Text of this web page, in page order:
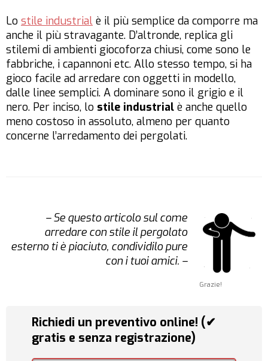
Lo stile industrial è il più semplice da comporre ma
anche il più stravagante. D’altronde, replica gli
stilemi di ambienti giocoforza chiusi, come sono le
fabbriche, i capannoni etc. Allo stesso tempo, si ha
gioco facile ad arredare con oggetti in modello,
dalle linee semplici. A dominare sono il grigio e il
nero. Per inciso, lo stile industrial è anche quello
meno costoso in assoluto, almeno per quanto
concerne l’arredamento dei pergolati.
Grazie!
– Se questo articolo sul come
arredare con stile il pergolato
esterno ti è piaciuto, condividilo pure
con i tuoi amici. –
Richiedi un preventivo online! (✔
gratis e senza registrazione)